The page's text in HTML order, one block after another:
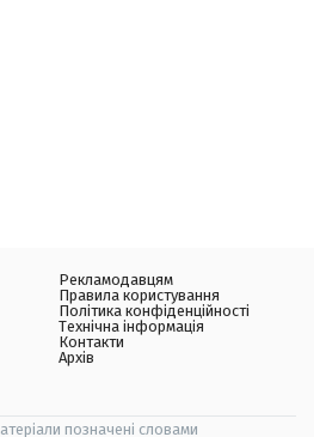
Рекламодавцям
Правила користування
Політика конфіденційності
Технічна інформація
Контакти
Архів
позначені словами